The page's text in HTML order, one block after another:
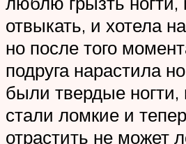
отвыкать, и хотела
но после того
подруга нарастила
были твердые ногти,
стали ломкие и
отрастить не может